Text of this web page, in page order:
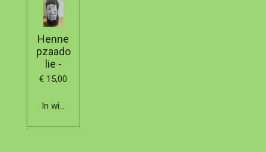
Henne
pzaado
lie -
€ 15,00
In winkelwagen